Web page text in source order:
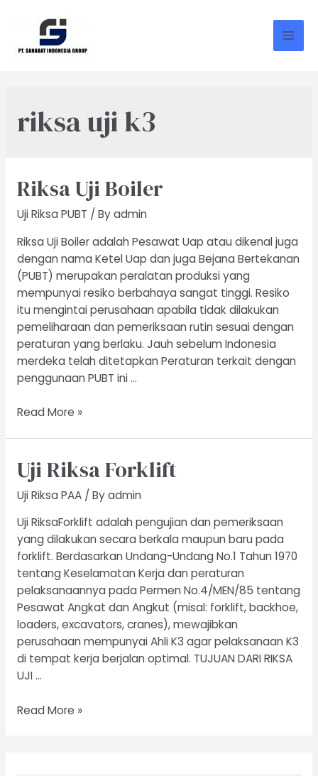
content
riksa uji k3
Riksa Uji Boiler
Uji Riksa PUBT / Byadmin
Riksa Uji Boiler adalah Pesawat Uap atau dikenal juga
dengan nama Ketel Uap dan juga Bejana Bertekanan
(PUBT) merupakan peralatan produksi yang
mempunyai resiko berbahaya sangat tinggi. Resiko
itu mengintai perusahaan apabila tidak dilakukan
pemeliharaan dan pemeriksaan rutin sesuai dengan
peraturan yang berlaku. Jauh sebelum Indonesia
merdeka telah ditetapkan Peraturan terkait dengan
penggunaan PUBT ini …
Riksa
Read More »
Uji Riksa Forklift
Uji Riksa PAA/ Byadmin
Uji RiksaForklift adalah pengujian dan pemeriksaan
yang dilakukan secara berkala maupun baru pada
forklift. Berdasarkan Undang-Undang No.1 Tahun 1970
tentang Keselamatan Kerja dan peraturan
pelaksanaannya pada Permen No.4/MEN/85 tentang
Pesawat Angkat dan Angkut (misal: forklift, backhoe,
loaders, excavators, cranes), mewajibkan
perusahaan mempunyai Ahli K3 agar pelaksanaan K3
di tempat kerja berjalan optimal. TUJUAN DARI RIKSA
UJI …
Uji
Read More »